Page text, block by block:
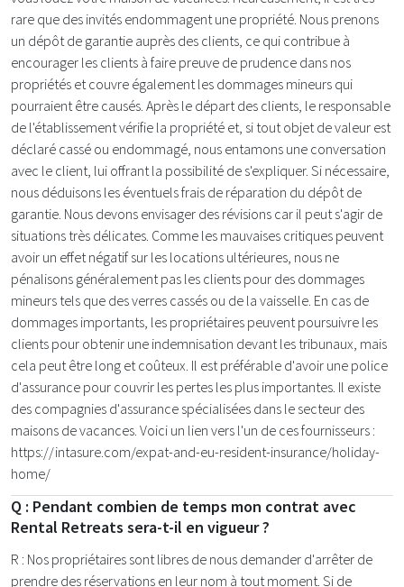
rare que des invités endommagent une propriété. Nous prenons
un dépôt de garantie auprès des clients, ce qui contribue à
encourager les clients à faire preuve de prudence dans nos
propriétés et couvre également les dommages mineurs qui
pourraient être causés. Après le départ des clients, le responsable
de l'établissement vérifie la propriété et, si tout objet de valeur est
déclaré cassé ou endommagé, nous entamons une conversation
avec le client, lui offrant la possibilité de s'expliquer. Si nécessaire,
nous déduisons les éventuels frais de réparation du dépôt de
garantie. Nous devons envisager des révisions car il peut s'agir de
situations très délicates. Comme les mauvaises critiques peuvent
avoir un effet négatif sur les locations ultérieures, nous ne
pénalisons généralement pas les clients pour des dommages
mineurs tels que des verres cassés ou de la vaisselle. En cas de
dommages importants, les propriétaires peuvent poursuivre les
clients pour obtenir une indemnisation devant les tribunaux, mais
cela peut être long et coûteux. Il est préférable d'avoir une police
d'assurance pour couvrir les pertes les plus importantes. Il existe
des compagnies d'assurance spécialisées dans le secteur des
maisons de vacances. Voici un lien vers l'un de ces fournisseurs :
https://intasure.com/expat-and-eu-resident-insurance/holiday-
home/
Q : Pendant combien de temps mon contrat avec
Rental Retreats sera-t-il en vigueur ?
R : Nos propriétaires sont libres de nous demander d'arrêter de
prendre des réservations en leur nom à tout moment. Si de